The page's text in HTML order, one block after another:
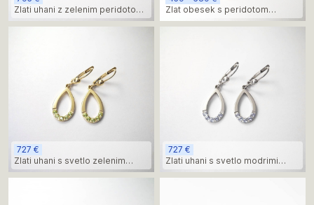
Zlati uhani z zelenim peridotom
naravnih oblik
Zlat obesek s peridotom
naravnih oblik in toplih tonih
727 €
Zlati uhani s svetlo zelenim
peridotom – minimalističen
727 €
Zlati uhani s svetlo modrimi
topazi – minimalističen dizajn